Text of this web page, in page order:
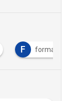
F formazione